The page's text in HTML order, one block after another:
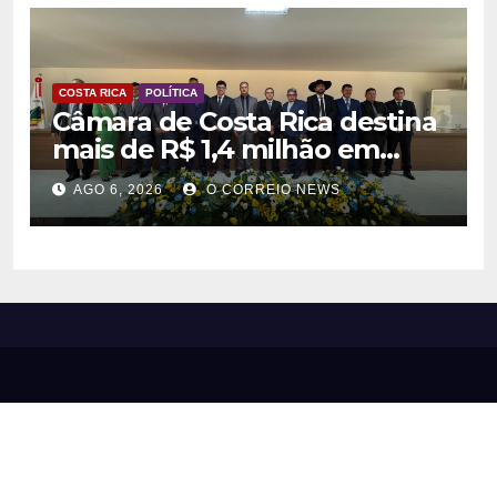
COSTA RICA POLÍTICA
Câmara de Costa Rica destina
mais de R$ 1,4 milhão em
emendas para investimentos
em diversas áreas
AGO 6, 2026 O CORREIO NEWS